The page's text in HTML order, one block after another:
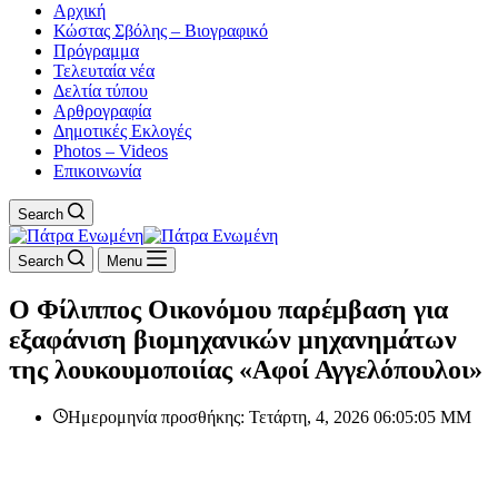
Αρχική
Κώστας Σβόλης – Βιογραφικό
Πρόγραμμα
Τελευταία νέα
Δελτία τύπου
Αρθρογραφία
Δημοτικές Εκλογές
Photos – Videos
Επικοινωνία
Search
Search Menu
Ο Φίλιππος Οικονόμου παρέμβαση για
εξαφάνιση βιομηχανικών μηχανημάτων
της λουκουμοποιίας «Αφοί Αγγελόπουλοι»
Ημερομηνία προσθήκης: Τετάρτη, 4, 2026 06:05:05 ΜΜ